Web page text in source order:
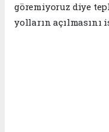
göremiyoruz diye
yolların açılmasını